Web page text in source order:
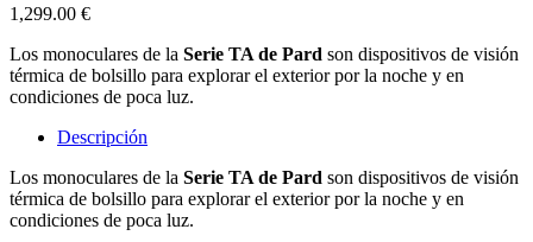
1,299.00 €
Los monoculares de la Serie TA de Pard son dispositivos de visión
térmica de bolsillo para explorar el exterior por la noche y en
condiciones de poca luz.
Descripción
Los monoculares de la Serie TA de Pard son dispositivos de visión
térmica de bolsillo para explorar el exterior por la noche y en
condiciones de poca luz.